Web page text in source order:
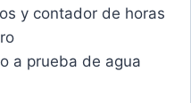
y contador de horas
a prueba de agua